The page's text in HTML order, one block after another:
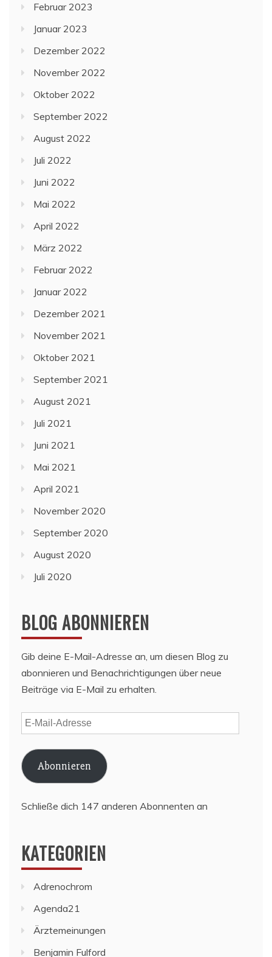
Februar 2023
Januar 2023
Dezember 2022
November 2022
Oktober 2022
September 2022
August 2022
Juli 2022
Juni 2022
Mai 2022
April 2022
März 2022
Februar 2022
Januar 2022
Dezember 2021
November 2021
Oktober 2021
September 2021
August 2021
Juli 2021
Juni 2021
Mai 2021
April 2021
November 2020
September 2020
August 2020
Juli 2020
BLOG ABONNIEREN
Gib deine E-Mail-Adresse an, um diesen Blog zu
abonnieren und Benachrichtigungen über neue
Beiträge via E-Mail zu erhalten.
E-
Mail-
Adresse
Abonnieren
Schließe dich 147 anderen Abonnenten an
KATEGORIEN
Adrenochrom
Agenda21
Ärztemeinungen
Benjamin Fulford